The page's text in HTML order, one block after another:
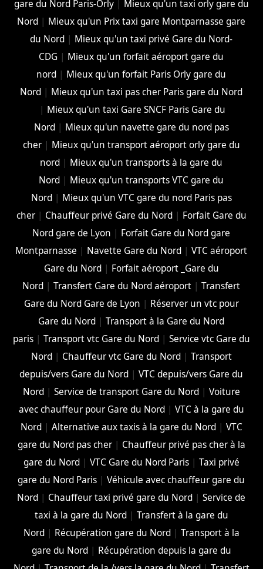
gare du Nord Paris-Orly| Mieux qu'un taxi orly gare du
Nord | Mieux qu'un Prix taxi gare Montparnasse gare
du Nord | Mieux qu'un taxi privé Gare du Nord-
CDG | Mieux qu'un forfait aéroport gare du
nord | Mieux qu'un forfait Paris Orly gare du
Nord | Mieux qu'un taxi pas cher Paris gare du Nord
| Mieux qu'un taxi Gare SNCF Paris Gare du
Nord| Mieux qu'un navette gare du nord pas
cher| Mieux qu'un transport aéroport orly gare du
nord | Mieux qu'un transports à la gare du
Nord | Mieux qu'un transports VTC gare du
Nord| Mieux qu'un VTC gare du nord Paris pas
cher| Chauffeur privé Gare du Nord| Forfait Gare du
Nord gare de Lyon | Forfait Gare du Nord gare
Montparnasse | Navette Gare du Nord |VTC aéroport
Gare du Nord| Forfait aéroport _Gare du
Nord |Transfert Gare du Nord aéroport |Transfert
Gare du Nord Gare de Lyon | Réserver un vtc pour
Gare du Nord |Transport à la Gare du Nord
paris| Transport vtc Gare du Nord| Service vtc Gare du
Nord| Chauffeur vtc Gare du Nord| Transport
depuis/vers Gare du Nord |VTC depuis/vers Gare du
Nord| Service de transport Gare du Nord| Voiture
avec chauffeur pour Gare du Nord| VTC à la gare du
Nord| Alternative aux taxis à la gare du Nord| VTC
gare du Nord pas cher| Chauffeur privé pas cher à la
gare du Nord| VTC Gare du Nord Paris| Taxi privé
gare du Nord Paris |Véhicule avec chauffeur gare du
Nord | Chauffeur taxi privé gare du Nord |Service de
taxi à la gare du Nord| Transfert à la gare du
Nord| Récupération gare du Nord| Transport à la
gare du Nord| Récupération depuis la gare du